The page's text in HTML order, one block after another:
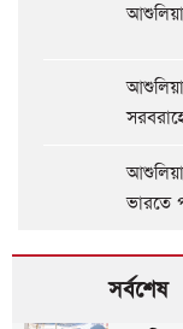
ভারতে
সর্বশেষ